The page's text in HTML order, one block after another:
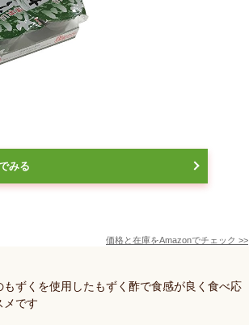
みる
価格と在庫をAmazonでチェック >>
ずくを使用したもずく酢で食感が良く食べ応
メです